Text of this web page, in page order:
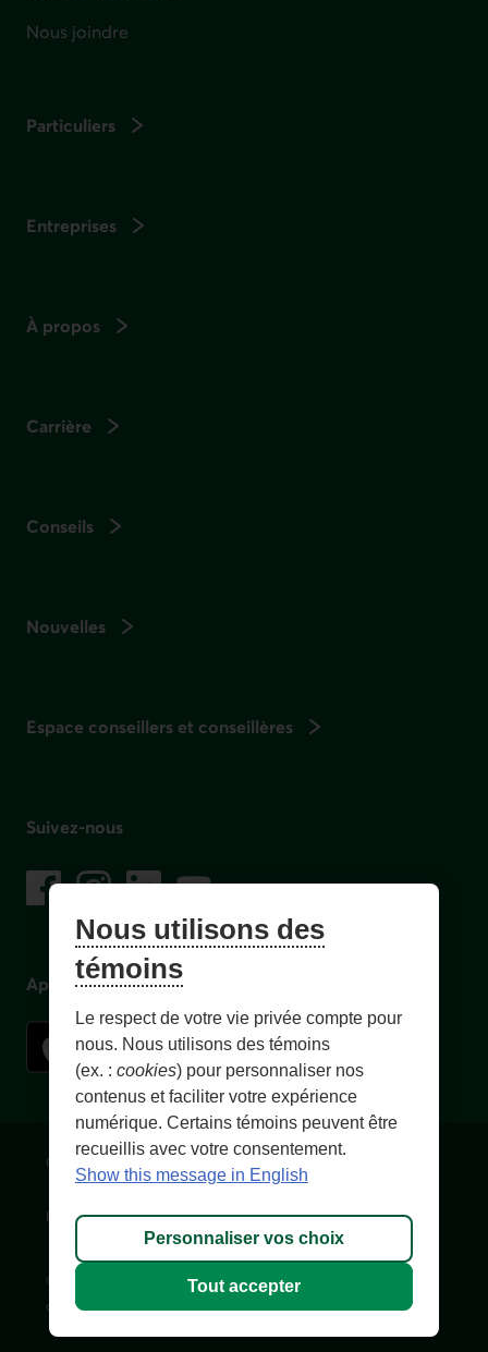
Nous joindre
Particuliers
Entreprises
À propos
Carrière
Conseils
Nouvelles
Espace conseillers et conseillères
Suivez-nous
Facebook
– Lien externe au site. Cet hyperlien s'ouvrira dans une
Instagram
– Lien externe au site. Cet hyperlien s'ouvrira dans
LinkedIn
– Lien externe au site. Cet hyperlien
YouTube
– Lien externe au site. Cet hyperlien
Application mobile
Conditions d'utilisation et notes légales
Personnaliser les témoins Accessibilité Plan du site
© 1996-
, Fédération des caisses Desjardins du Québec. Tous
droits réservés.
Nous utilisons des
témoins
Le respect de votre vie privée compte pour
nous. Nous utilisons des témoins
(ex. : cookies) pour personnaliser nos
contenus et faciliter votre expérience
numérique. Certains témoins peuvent être
recueillis avec votre consentement.
Show this message in English
Personnaliser vos choix
Tout accepter